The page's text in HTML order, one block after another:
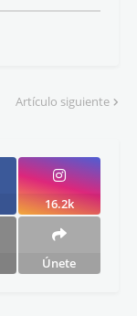
Artículo siguiente
16.2k
Únete